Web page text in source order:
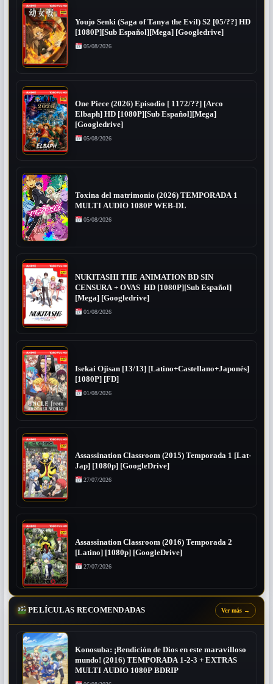
Youjo Senki (Saga of Tanya the Evil) S2 [05/??] HD
[1080P][Sub Español][Mega] [Googledrive]
05/08/2026
One Piece (2026) Episodio [ 1172/??] [Arco
Elbaph] HD [1080P][Sub Español][Mega]
[Googledrive]
05/08/2026
Toxina del matrimonio (2026) TEMPORADA 1
MULTI AUDIO 1080P WEB-DL
05/08/2026
NUKITASHI THE ANIMATION BD SIN
CENSURA + OVAS HD [1080P][Sub Español]
[Mega] [Googledrive]
01/08/2026
Isekai Ojisan [13/13] [Latino+Castellano+Japonés]
[1080P] [FD]
01/08/2026
Assassination Classroom (2015) Temporada 1 [Lat-
Jap] [1080p] [GoogleDrive]
27/07/2026
Assassination Classroom (2016) Temporada 2
[Latino] [1080p] [GoogleDrive]
27/07/2026
PELÍCULAS RECOMENDADAS Ver más →
Konosuba: ¡Bendición de Dios en este maravilloso
mundo! (2016) TEMPORADA 1-2-3 + EXTRAS
MULTI AUDIO 1080P BDRIP